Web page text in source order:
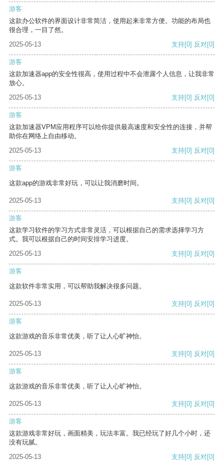
游客
这款办公软件的界面设计非常简洁，使用起来非常方便。功能的布局也
很合理，一目了然。
2025-05-13
支持[0] 反对[0]
游客
这款加速器app的安全性很高，使用过程中不会泄露个人信息，让我非常
放心。
2025-05-13
支持[0] 反对[0]
游客
这款加速器VPM应用程序可以给你提供最高速度和安全性的连接，并帮
助你在网络上自由移动。
2025-05-13
支持[0] 反对[0]
游客
这款app的游戏非常好玩，可以让我消磨时间。
2025-05-13 支持[0] 反对[0]
游客
这款学习软件的学习方式非常灵活，可以根据自己的需求选择学习方
式。我可以根据自己的时间安排学习进度。
2025-05-13
支持[0] 反对[0]
游客
这款软件非常实用，可以帮助我解决很多问题。
2025-05-13 支持[0] 反对[0]
游客
这款游戏的音乐非常优美，听了让人心旷神怡。
2025-05-13 支持[0] 反对[0]
游客
这款游戏的音乐非常优美，听了让人心旷神怡。
2025-05-13 支持[0] 反对[0]
游客
这款游戏非常好玩，画面精美，玩法丰富。我已经玩了好几个小时，还
没有玩腻。
2025-05-13
支持[0] 反对[0]